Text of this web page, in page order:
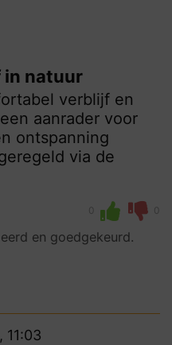
natuur
verblijf en
aanrader voor
ontspanning
via de
0 0
en goedgekeurd.
11:03